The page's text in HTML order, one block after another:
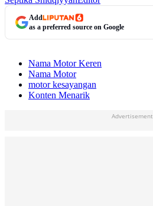
Add
as a preferred source on Google
Nama Motor Keren
Nama Motor
motor kesayangan
Konten Menarik
Advertisement